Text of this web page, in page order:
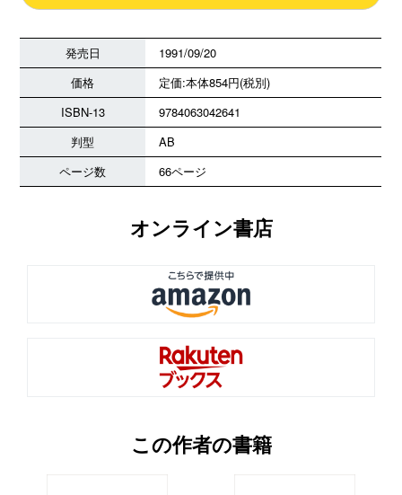
発売日
1991/09/20
価格
定価:本体854円(税別)
ISBN-13
9784063042641
判型
AB
ページ数
66ページ
オンライン書店
この作者の書籍